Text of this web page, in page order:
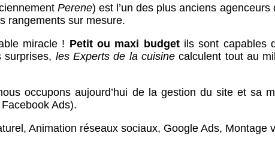
Perene) est l’un des plus anciens
rangements sur mesure.
miracle ! Petit ou maxi budgetils sont capables
surprises, les Experts de la cuisine calculent tout au
occupons aujourd’hui de la gestion du site et sa
Ads).
Animation réseaux sociaux, Google Ads, Montage